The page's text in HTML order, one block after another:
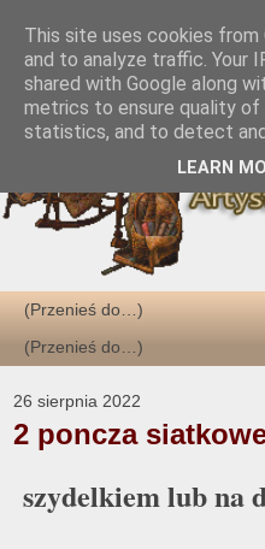
26 sierpnia 2022
2 poncza
szydelkiem lub na
This site uses cookies
and to analyze traffic. Your
shared with Google along
metrics to ensure quality of
statistics, and to detect
LEARN